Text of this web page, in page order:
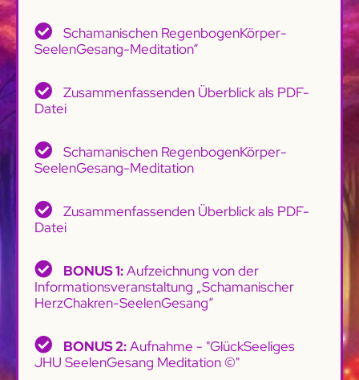
Schamanischen RegenbogenKörper-
SeelenGesang-Meditation“
Zusammenfassenden Überblick als PDF-
Datei
Schamanischen RegenbogenKörper-
SeelenGesang-Meditation
Zusammenfassenden Überblick als PDF-
Datei
BONUS 1:Aufzeichnung von der
Informationsveranstaltung „Schamanischer
HerzChakren-SeelenGesang“
BONUS 2:Aufnahme - "GlückSeeliges
JHU SeelenGesang Meditation ©"